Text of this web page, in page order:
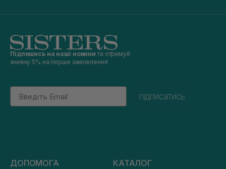
Підпишись на наші новини та отримуй
знижку 5% на перше замовлення
Email
підписатись
ДОПОМОГА КАТАЛОГ